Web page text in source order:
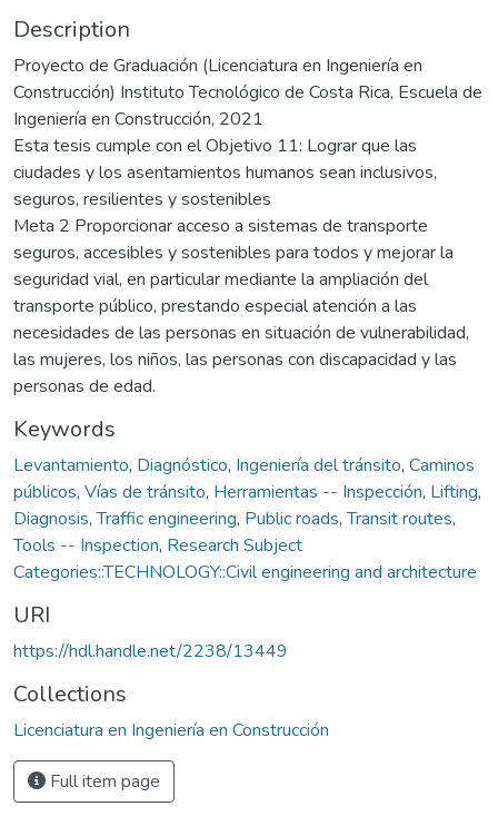
Description
Proyecto de Graduación (Licenciatura en Ingeniería en
Construcción) Instituto Tecnológico de Costa Rica, Escuela de
Ingeniería en Construcción, 2021
Esta tesis cumple con el Objetivo 11: Lograr que las
ciudades y los asentamientos humanos sean inclusivos,
seguros, resilientes y sostenibles
Meta 2 Proporcionar acceso a sistemas de transporte
seguros, accesibles y sostenibles para todos y mejorar la
seguridad vial, en particular mediante la ampliación del
transporte público, prestando especial atención a las
necesidades de las personas en situación de vulnerabilidad,
las mujeres, los niños, las personas con discapacidad y las
personas de edad.
Keywords
Levantamiento, Diagnóstico, Ingeniería del tránsito, Caminos
públicos, Vías de tránsito, Herramientas -- Inspección, Lifting,
Diagnosis,Traffic engineering, Public roads,Transit routes,
Tools -- Inspection, Research Subject
Categories::TECHNOLOGY::Civil engineering and architecture
URI
https://hdl.handle.net/2238/13449
Collections
Licenciatura en Ingeniería en Construcción
Full item page